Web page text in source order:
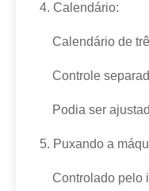
4. Calendário:
Calendário de
Controle
Podia ser
5. Puxando a
Controlado pelo